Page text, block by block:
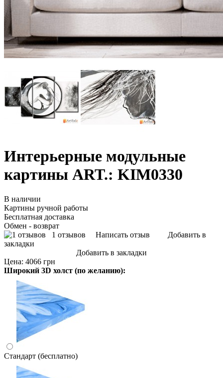
Интерьерные модульные
картины ART.: KIM0330
В наличии
Картины ручной работы
Бесплатная доставка
Обмен - возврат
1 отзывов
Написать отзыв
Добавить в
закладки
Добавить в закладки
Цена: 4066 грн
Широкий 3D холст (по желанию):
Стандарт (бесплатно)